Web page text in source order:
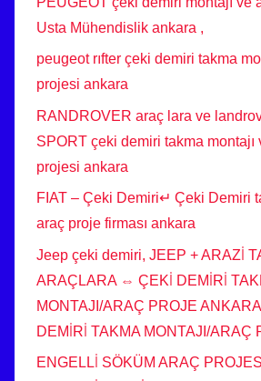
Usta Mühendislik ankara ,
peugeot rıfter çeki demiri takma
projesi ankara
RANDROVER araç lara ve
SPORT çeki demiri takma montajı
projesi ankara
FIAT – Çeki Demiri↵ Çeki Demiri
araç proje firması ankara
Jeep çeki demiri, JEEP + ARAZİ
ARAÇLARA ⇔ ÇEKİ DEMİRİ
MONTAJI/ARAÇ PROJE
DEMİRİ TAKMA MONTAJI/ARAÇ
ENGELLİ SÖKÜM ARAÇ